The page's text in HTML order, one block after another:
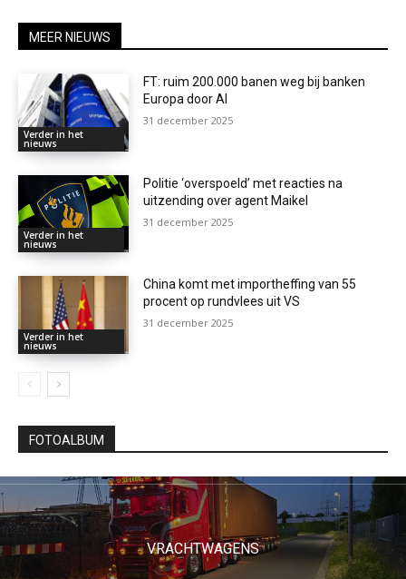
MEER NIEUWS
Verder in het
nieuws
FT: ruim 200.000 banen weg bij banken
Europa door AI
31 december 2025
Verder in het
nieuws
Politie ‘overspoeld’ met reacties na
uitzending over agent Maikel
31 december 2025
Verder in het
nieuws
China komt met importheffing van 55
procent op rundvlees uit VS
31 december 2025
FOTOALBUM
VRACHTWAGENS